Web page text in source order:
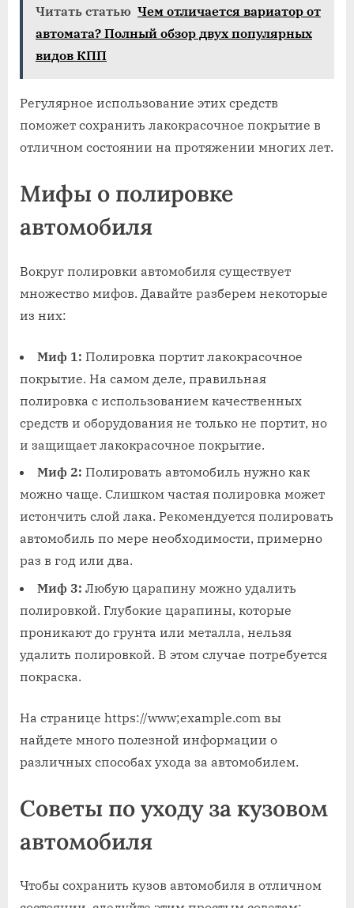
Читать статью Чем отличается вариатор от
автомата? Полный обзор двух популярных
видов КПП
Регулярное использование этих средств
поможет сохранить лакокрасочное покрытие в
отличном состоянии на протяжении многих лет.
Мифы о полировке
автомобиля
Вокруг полировки автомобиля существует
множество мифов. Давайте разберем некоторые
из них:
Миф 1: Полировка портит лакокрасочное
покрытие. На самом деле, правильная
полировка с использованием качественных
средств и оборудования не только не портит, но
и защищает лакокрасочное покрытие.
Миф 2: Полировать автомобиль нужно как
можно чаще. Слишком частая полировка может
истончить слой лака. Рекомендуется полировать
автомобиль по мере необходимости, примерно
раз в год или два.
Миф 3: Любую царапину можно удалить
полировкой. Глубокие царапины, которые
проникают до грунта или металла, нельзя
удалить полировкой. В этом случае потребуется
покраска.
На странице https://www;example.com вы
найдете много полезной информации о
различных способах ухода за автомобилем.
Советы по уходу за кузовом
автомобиля
Чтобы сохранить кузов автомобиля в отличном